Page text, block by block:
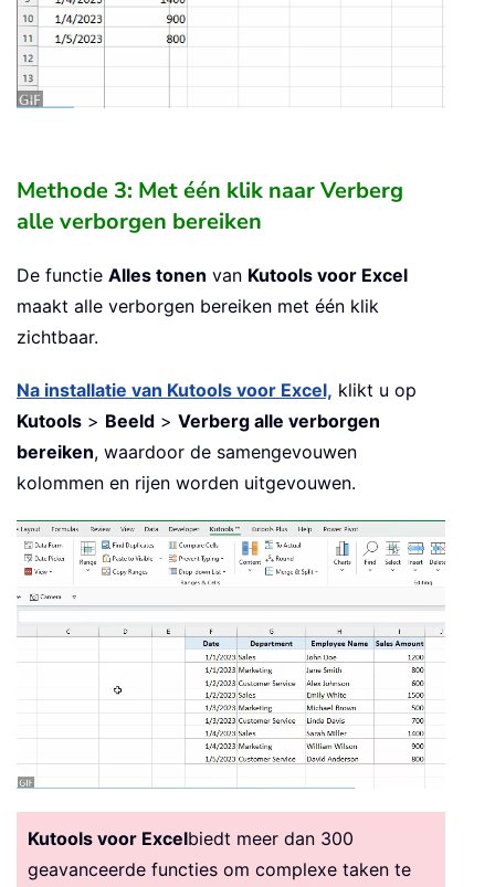
Methode 3: Met één klik naar Verberg
alle verborgen bereiken
De functie Alles tonen van Kutools voor Excel
maakt alle verborgen bereiken met één klik
zichtbaar.
Na installatie van Kutools voor Excel, klikt u op
Kutools > Beeld > Verberg alle verborgen
bereiken, waardoor de samengevouwen
kolommen en rijen worden uitgevouwen.
Kutools voor Excelbiedt meer dan 300
geavanceerde functies om complexe taken te